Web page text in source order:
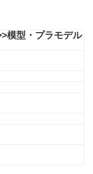
模型・プラモデル